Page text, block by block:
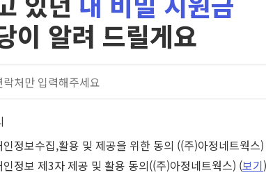
이 알려 드릴게요
인정보수집,활용 및 제공을 위한 동의 ((주)아정네트웍스
인정보 제3자 제공 및 활용 동의((주)아정네트웍스) (보기)